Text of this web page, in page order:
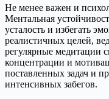
Не менее важен и
Ментальная
усталость и избегать
реалистичных целей,
регулярные медитации
концентрации и
поставленных задач и
интенсивных забегов.